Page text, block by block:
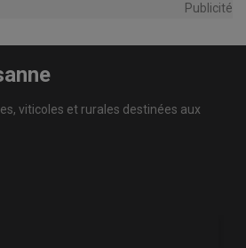
Publicité
viticoles et rurales destinées aux